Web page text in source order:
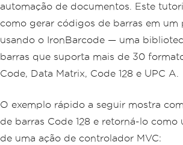
automação de documentos. Este
como gerar códigos de barras em um
usando o IronBarcode — uma
barras que suporta mais de 30
Code, Data Matrix, Code 128 e UPC A.
O exemplo rápido a seguir mostra
de barras Code 128 e retorná-lo como
de uma ação de controlador MVC: